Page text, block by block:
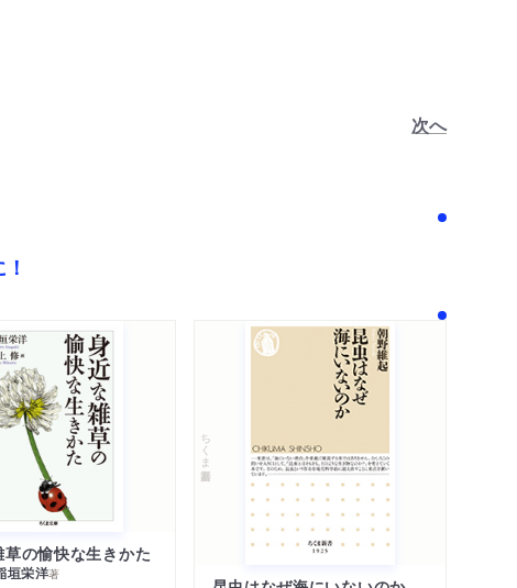
次へ
草の愉快な生きかた
垣栄洋著
ちくま新書